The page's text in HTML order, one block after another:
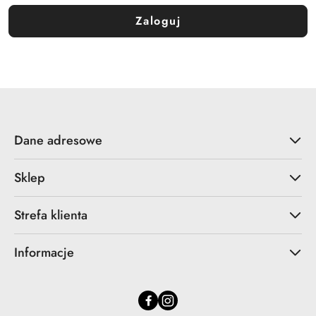
Zaloguj
Dane adresowe
Sklep
Strefa klienta
Informacje